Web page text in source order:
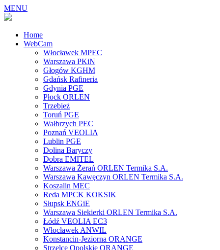
MENU
Home
WebCam
Włocławek MPEC
Warszawa PKiN
Głogów KGHM
Gdańsk Rafineria
Gdynia PGE
Płock ORLEN
Trzebież
Toruń PGE
Wałbrzych PEC
Poznań VEOLIA
Lublin PGE
Dolina Baryczy
Dobra EMITEL
Warszawa Żerań ORLEN Termika S.A.
Warszawa Kawęczyn ORLEN Termika S.A.
Koszalin MEC
Reda MPCK KOKSIK
Słupsk ENGiE
Warszawa Siekierki ORLEN Termika S.A.
Łódź VEOLIA EC3
Włocławek ANWIL
Konstancin-Jeziorna ORANGE
Strzelce Opolskie ORANGE